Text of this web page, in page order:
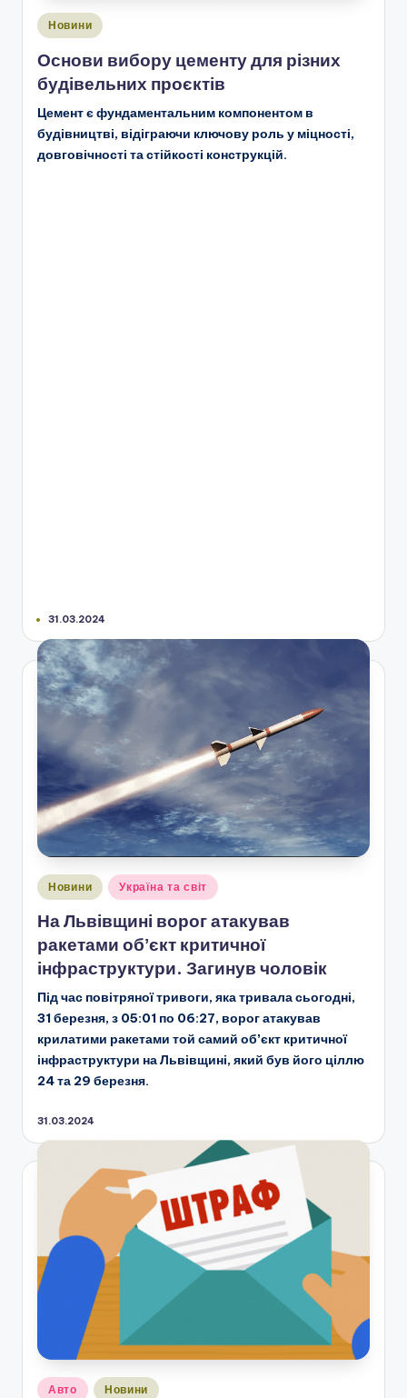
Опубліковано
Новини
Основи вибору цементу для різних
будівельних проєктів
Цемент є фундаментальним компонентом в
будівництві, відіграючи ключову роль у міцності,
довговічності та стійкості конструкцій.
31.03.2024
Опубліковано
Новини Україна та світ
На Львівщині ворог атакував
ракетами обʼєкт критичної
інфраструктури. Загинув чоловік
Під час повітряної тривоги, яка тривала сьогодні,
31 березня, з 05:01 по 06:27, ворог атакував
крилатими ракетами той самий обʼєкт критичної
інфраструктури на Львівщині, який був його ціллю
24 та 29 березня.
31.03.2024
Опубліковано
Авто Новини